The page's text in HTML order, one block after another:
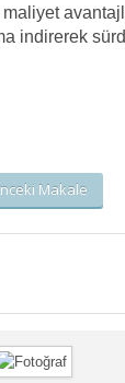
indirerek
Makale